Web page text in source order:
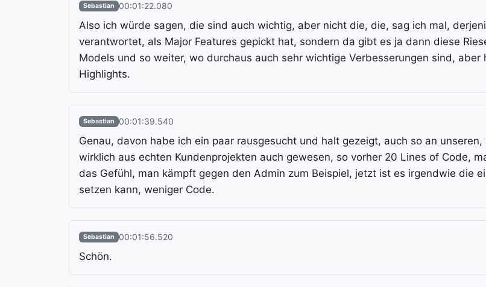
Sebastian 00:01:22.080
Also ich würde sagen, die sind auch wichtig, aber nicht die, die, sag ich mal,
verantwortet, als Major Features gepickt hat, sondern da gibt es ja dann diese
Models und so weiter, wo durchaus auch sehr wichtige Verbesserungen sind, aber
Highlights.
Sebastian 00:01:39.540
Genau, davon habe ich ein paar rausgesucht und halt gezeigt, auch so an
wirklich aus echten Kundenprojekten auch gewesen, so vorher 20 Lines of Code,
das Gefühl, man kämpft gegen den Admin zum Beispiel, jetzt ist es irgendwie die
setzen kann, weniger Code.
Sebastian 00:01:56.520
Schön.